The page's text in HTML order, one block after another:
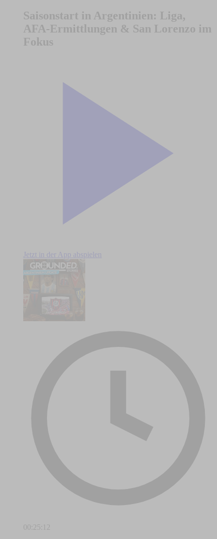
Saisonstart in Argentinien: Liga,
AFA-Ermittlungen & San Lorenzo im
Fokus
Jetzt in der App abspielen
00:25:12